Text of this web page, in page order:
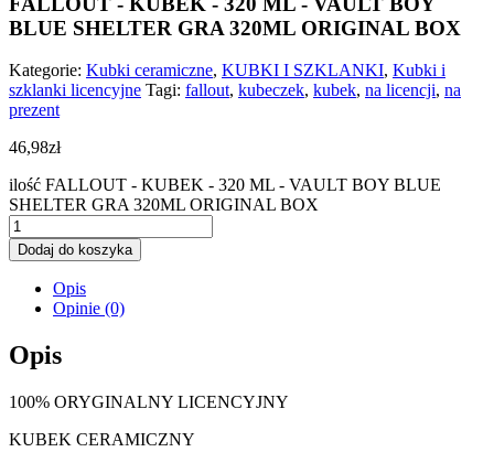
BLUE SHELTER GRA 320ML ORIGINAL BOX
Kategorie: Kubki ceramiczne, KUBKI I SZKLANKI, Kubki i
szklanki licencyjne Tagi: fallout, kubeczek, kubek, na licencji, na
prezent
46,98zł
ilość FALLOUT - KUBEK - 320 ML - VAULT BOY BLUE
SHELTER GRA 320ML ORIGINAL BOX
Dodaj do koszyka
Opis
Opinie (0)
Opis
100% ORYGINALNY LICENCYJNY
KUBEK CERAMICZNY